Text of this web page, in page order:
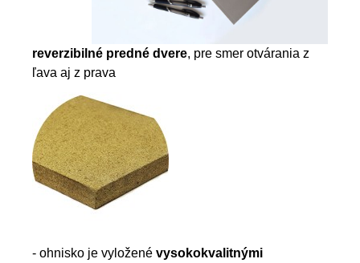
reverzibilné predné dvere, pre smer otvárania z
ľava aj z prava
- ohnisko je vyložené vysokokvalitnými